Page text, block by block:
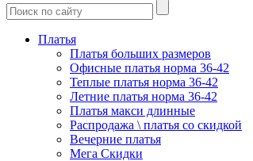
Платья
Платья больших размеров
Офисные платья норма 36-42
Теплые платья норма 36-42
Летние платья норма 36-42
Платья макси длинные
Распродажа \ платья со скидкой
Вечерние платья
Мега Скидки